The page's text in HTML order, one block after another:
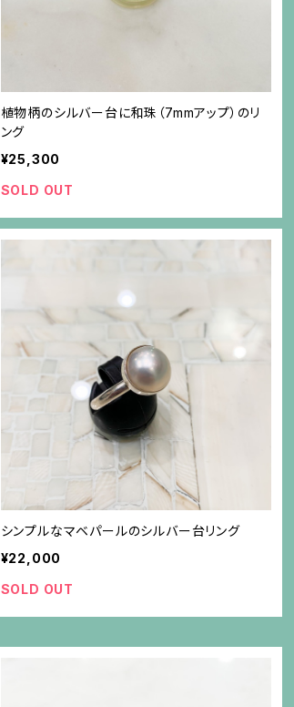
植物柄のシルバー台に和珠（7mmアップ）のリ
ング
¥25,300
SOLD OUT
シンプルなマベパールのシルバー台リング
¥22,000
SOLD OUT